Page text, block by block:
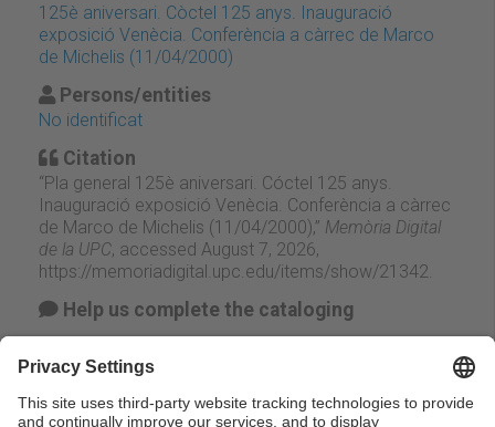
125è aniversari. Còctel 125 anys. Inauguració
exposició Venècia. Conferència a càrrec de Marco
de Michelis (11/04/2000)
Persons/entities
No identificat
Citation
“Pla general 125è aniversari. Cóctel 125 anys.
Inauguració exposició Venècia. Conferència a càrrec
de Marco de Michelis (11/04/2000),” Memòria Digital
de la UPC, accessed August 7, 2026,
https://memoriadigital.upc.edu/items/show/21342
Help us complete the cataloging
Suggest change